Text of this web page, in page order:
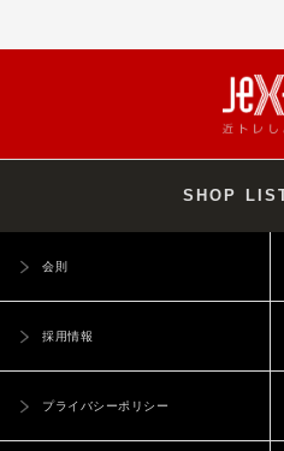
SHOP
会則
採用情報
プライバシーポリシー